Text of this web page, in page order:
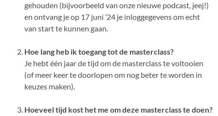
gehouden (bijvoorbeeld van onze nieuwe podcast, jeej!)
en ontvang je op 17 juni ’24 je inloggegevens om echt
van start te kunnen gaan.
Hoe lang heb ik toegang tot de masterclass?
Je hebt één jaar de tijd om de masterclass te voltooien
(of meer keer te doorlopen om nog beter te worden in
keuzes maken).
Hoeveel tijd kost het me om deze masterclass te doen?